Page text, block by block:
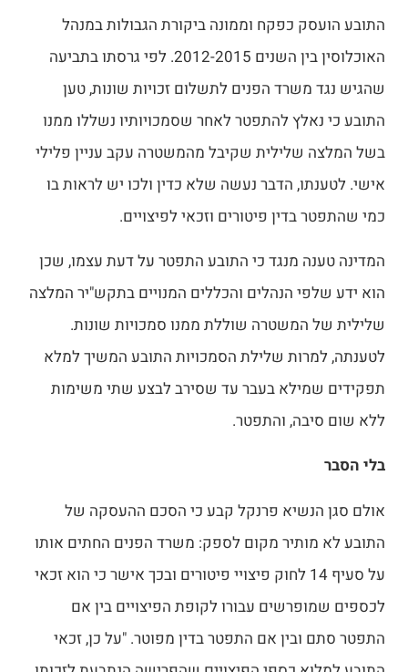
התובע הועסק כפקח וממונה ביקורת הגבולות במנהל
האוכלוסין בין השנים 2012-2015. לפי גרסתו בתביעה
שהגיש נגד משרד הפנים לתשלום זכויות שונות, טען
התובע כי נאלץ להתפטר לאחר שסמכויותיו נשללו ממנו
בשל המלצה שלילית שקיבל מהמשטרה עקב עניין פלילי
אישי. לטענתו, הדבר נעשה שלא כדין ולכו יש לראות בו
כמי שהתפטר בדין פיטורים וזכאי לפיצויים.
המדינה טענה מנגד כי התובע התפטר על דעת עצמו, שכן
הוא ידע שלפי הנהלים והכללים המנויים בתקש"יר המלצה
שלילית של המשטרה שוללת ממנו סמכויות שונות.
לטענתה, למרות שלילת הסמכויות התובע המשיך למלא
תפקידים שמילא בעבר עד שסירב לבצע שתי משימות
ללא שום סיבה, והתפטר.
בלי הסבר
אולם סגן הנשיא פרנקל קבע כי הסכם ההעסקה של
התובע לא מותיר מקום לספק: משרד הפנים החתים אותו
על סעיף 14 לחוק פיצויי פיטורים ובכך אישר כי הוא זכאי
לכספים שמופרשים עבורו לקופת הפיצויים בין אם
התפטר סתם ובין אם התפטר בדין מפוטר. "על כן, זכאי